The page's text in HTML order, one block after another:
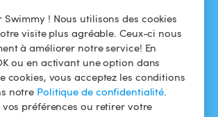
Swimmy ! Nous utilisons des cookies
visite plus agréable. Ceux-ci nous
à améliorer notre service! En
ou en activant une option dans
cookies, vous acceptez les conditions
notre Politique de confidentialité.
préférences ou retirer votre
Louer ma piscine
Comment ça
marche ?
confidentialité
Mentions légales
TÉLÉCHARGEZ L'APP